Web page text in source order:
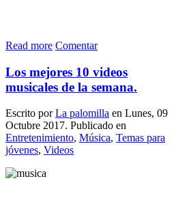
Read more Comentar
Los mejores 10 videos
musicales de la semana.
Escrito porLa palomilla en Lunes, 09
Octubre 2017. Publicado en
Entretenimiento, Música, Temas para
jóvenes, Videos